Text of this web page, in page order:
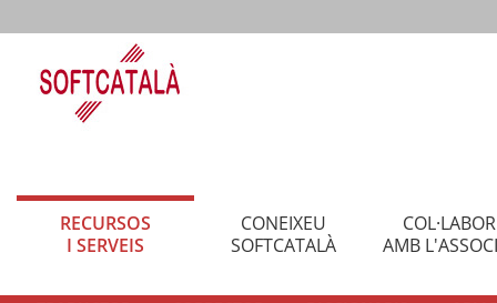
RECURSOS
I SERVEIS
CONEIXEU
SOFTCATALÀ
AMB